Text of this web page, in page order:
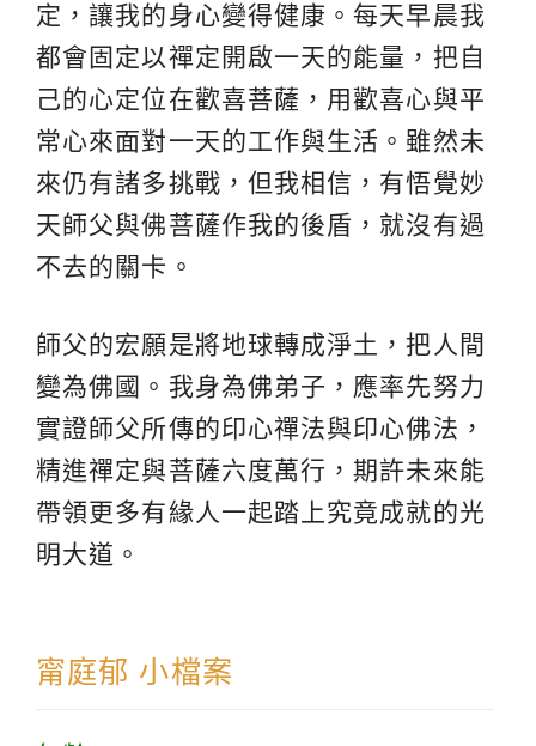
定，讓我的身心變得健康。每天早晨我
都會固定以禪定開啟一天的能量，把自
己的心定位在歡喜菩薩，用歡喜心與平
常心來面對一天的工作與生活。雖然未
來仍有諸多挑戰，但我相信，有悟覺妙
天師父與佛菩薩作我的後盾，就沒有過
不去的關卡。
師父的宏願是將地球轉成淨土，把人間
變為佛國。我身為佛弟子，應率先努力
實證師父所傳的印心禪法與印心佛法，
精進禪定與菩薩六度萬行，期許未來能
帶領更多有緣人一起踏上究竟成就的光
明大道。
甯庭郁 小檔案